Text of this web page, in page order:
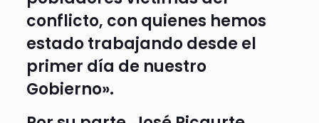
conflicto, con quienes hemos
estado trabajando desde el
primer día de nuestro
Gobierno».